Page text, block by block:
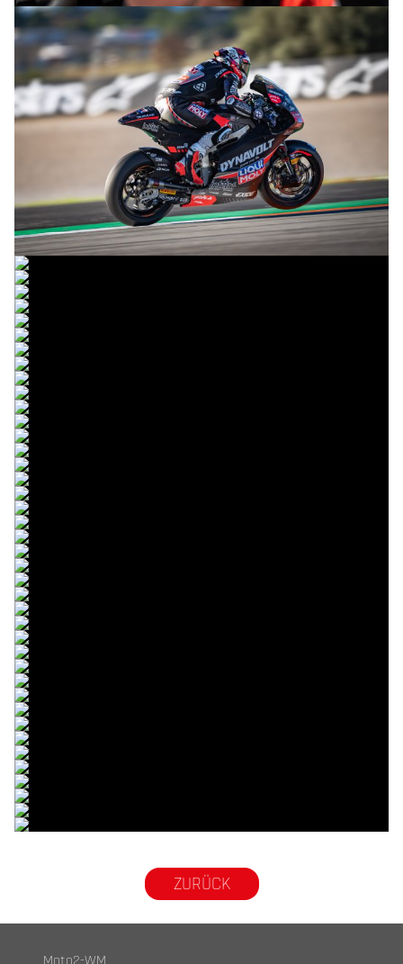
© R.Lekl
© R.Lekl
© R.Lekl
© R.Lekl
© R.Lekl
© R.Lekl
© R.Lekl
© R.Lekl
© R.Lekl
© R.Lekl
© R.Lekl
© R.Lekl
© R.Lekl
© R.Lekl
© R.Lekl
© R.Lekl
© R.Lekl
© R.Lekl
© R.Lekl
© R.Lekl
© R.Lekl
© R.Lekl
© R.Lekl
© R.Lekl
© R.Lekl
© R.Lekl
© R.Lekl
© R.Lekl
© R.Lekl
© R.Lekl
© R.Lekl
© R.Lekl
© R.Lekl
© R.Lekl
© R.Lekl
© R.Lekl
© R.Lekl
© R.Lekl
© R.Lekl
© R.Lekl
ZURÜCK